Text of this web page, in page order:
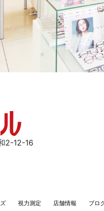
2-12-16
視力測定 店舗情報 ブロ